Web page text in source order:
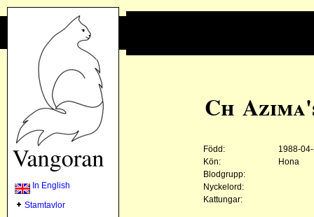
In English
Stamtavlor
Ch
Född:
1988-
Kön:
Hona
Blodgrupp:
Nyckelord:
Kattungar: